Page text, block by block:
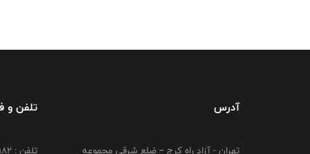
آدرس
تهران - آزاد راه کرج – ضلع شرقی مجموعه
تلفن
تلفن : ۴۴۷۳۹۱۸۲